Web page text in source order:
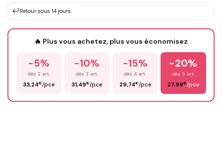
Votre texte / idée*
Prénom*
↩️Retour sous 14 jours
🔥 Plus vous achetez, plus vous économisez
-5%
dès 2 art.
33,24€/pce
-10%
dès 3 art.
31,49€/pce
-15%
dès 4 art.
29,74€/pce
-20%
dès 5 art.
27,99€/pce